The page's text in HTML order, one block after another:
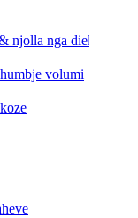
njolla nga dielli
humbje volumi